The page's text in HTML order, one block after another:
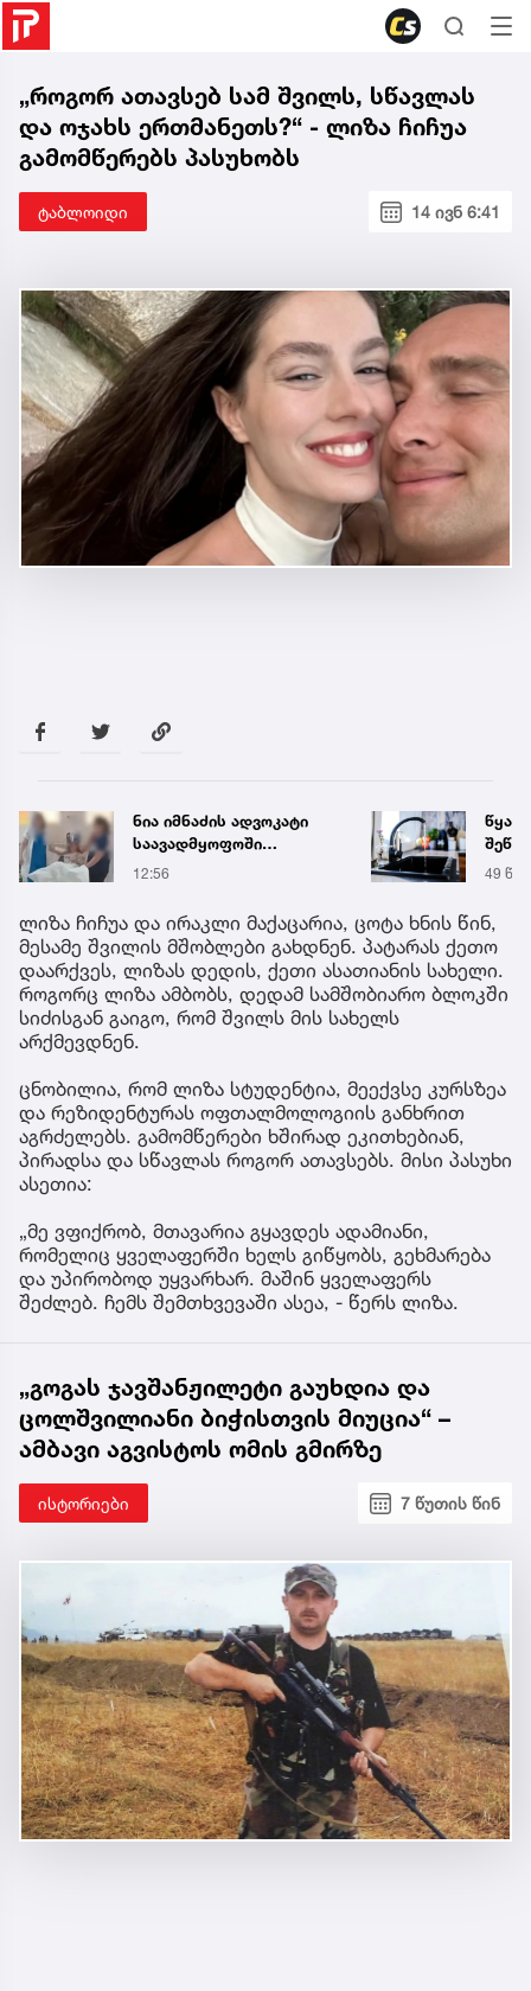
„როგორ ათავსებ სამ შვილს, სწავლას
და ოჯახს ერთმანეთს?“ - ლიზა ჩიჩუა
გამომწერებს პასუხობს
ტაბლოიდი 14 ივნ 6:41
ნია იმნაძის ადვოკატი
საავადმყოფოში
გადაღებულ კადრებს
12:56 49
ლიზა ჩიჩუა და ირაკლი მაქაცარია, ცოტა ხნის წინ,
მესამე შვილის მშობლები გახდნენ. პატარას ქეთო
დაარქვეს, ლიზას დედის, ქეთი ასათიანის სახელი.
როგორც ლიზა ამბობს, დედამ სამშობიარო ბლოკში
სიძისგან გაიგო, რომ შვილს მის სახელს
არქმევდნენ.
ცნობილია, რომ ლიზა სტუდენტია, მეექვსე კურსზეა
და რეზიდენტურას ოფთალმოლოგიის განხრით
აგრძელებს. გამომწერები ხშირად ეკითხებიან,
პირადსა და სწავლას როგორ ათავსებს. მისი პასუხი
ასეთია:
„მე ვფიქრობ, მთავარია გყავდეს ადამიანი,
რომელიც ყველაფერში ხელს გიწყობს, გეხმარება
და უპირობოდ უყვარხარ. მაშინ ყველაფერს
შეძლებ. ჩემს შემთხვევაში ასეა, - წერს ლიზა.
„გოგას ჯავშანჟილეტი გაუხდია და
ცოლშვილიანი ბიჭისთვის მიუცია“ –
ამბავი აგვისტოს ომის გმირზე
ისტორიები 7 წუთის წინ